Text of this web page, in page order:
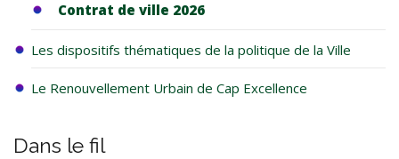
Contrat de ville 2026
Les dispositifs thématiques de la politique de la Ville
Le Renouvellement Urbain de Cap Excellence
Dans le fil